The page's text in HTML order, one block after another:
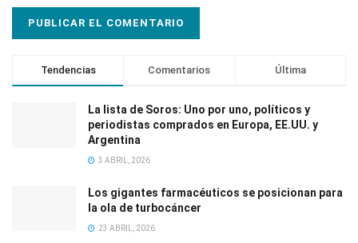
Tendencias Comentarios Última
La lista de Soros: Uno por uno, políticos y
periodistas comprados en Europa, EE.UU. y
Argentina
3 ABRIL, 2026
Los gigantes farmacéuticos se posicionan para
la ola de turbocáncer
23 ABRIL, 2026